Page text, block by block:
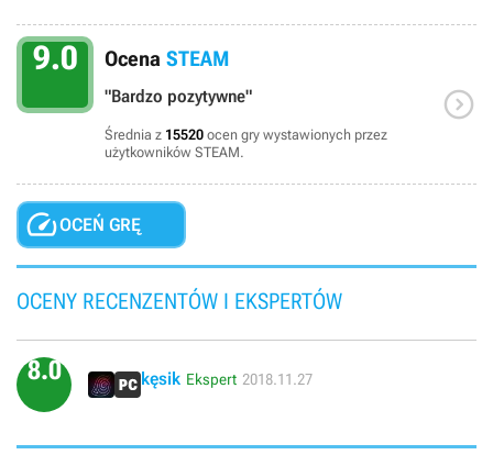
9.0 Ocena STEAM
"Bardzo pozytywne"
Średnia z 15520 ocen gry wystawionych przez
użytkowników STEAM.

OCEŃ GRĘ
OCENY RECENZENTÓW I EKSPERTÓW
8.0 kęsik Ekspert 2018.11.27